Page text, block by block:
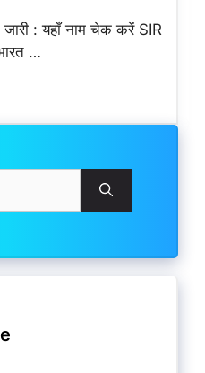
: यहाँ नाम चेक करें SIR
…